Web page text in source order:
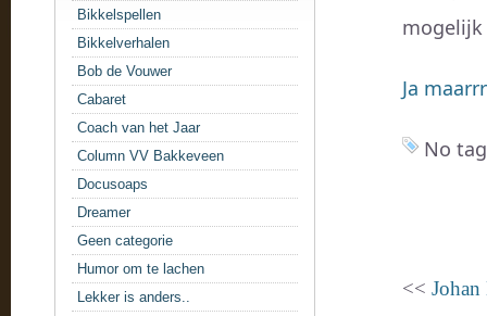
Bikkelspellen
Bikkelverhalen
Bob de Vouwer
Cabaret
Coach van het Jaar
Column VV Bakkeveen
Docusoaps
Dreamer
Geen categorie
Humor om te lachen
Lekker is anders..
mogelijk
Ja
No
<<